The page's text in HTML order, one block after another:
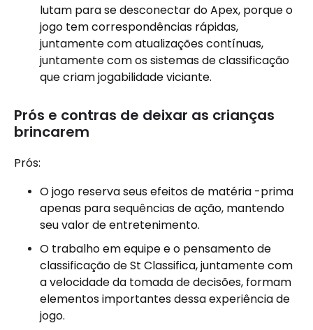
lutam para se desconectar do Apex, porque o
jogo tem correspondências rápidas,
juntamente com atualizações contínuas,
juntamente com os sistemas de classificação
que criam jogabilidade viciante.
Prós e contras de deixar as crianças
brincarem
Prós:
O jogo reserva seus efeitos de matéria -prima
apenas para sequências de ação, mantendo
seu valor de entretenimento.
O trabalho em equipe e o pensamento de
classificação de St Classifica, juntamente com
a velocidade da tomada de decisões, formam
elementos importantes dessa experiência de
jogo.